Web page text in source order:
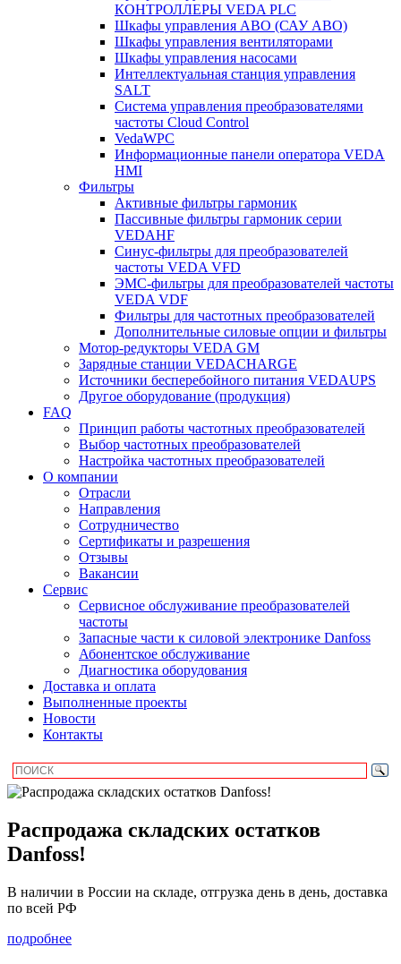
КОНТРОЛЛЕРЫ VEDA PLC
Шкафы управления АВО (САУ АВО)
Шкафы управления вентиляторами
Шкафы управления насосами
Интеллектуальная станция управления
SALT
Система управления преобразователями
частоты Cloud Control
VedaWPC
Информационные панели оператора VEDA
HMI
Фильтры
Активные фильтры гармоник
Пассивные фильтры гармоник серии
VEDAHF
Синус-фильтры для преобразователей
частоты VEDA VFD
ЭМС-фильтры для преобразователей частоты
VEDA VDF
Фильтры для частотных преобразователей
Дополнительные силовые опции и фильтры
Мотор-редукторы VEDA GM
Зарядные станции VEDACHARGE
Источники бесперебойного питания VEDAUPS
Другое оборудование (продукция)
FAQ
Принцип работы частотных преобразователей
Выбор частотных преобразователей
Настройка частотных преобразователей
О компании
Отрасли
Направления
Сотрудничество
Сертификаты и разрешения
Отзывы
Вакансии
Сервис
Сервисное обслуживание преобразователей
частоты
Запасные части к силовой электронике Danfoss
Абонентское обслуживание
Диагностика оборудования
Доставка и оплата
Выполненные проекты
Новости
Контакты
Распродажа складских остатков
Danfoss!
В наличии в России на складе, отгрузка день в день, доставка
по всей РФ
подробнее